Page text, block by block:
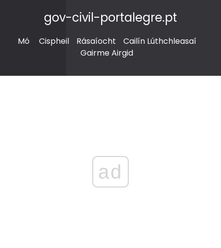
gov-civil-portalegre.pt
Mó Cispheil Rásaíocht
Cailín Lúthchleasaí
Gairme Airgid
ad